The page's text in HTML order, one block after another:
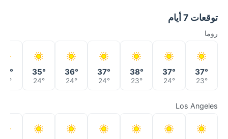
توقعات 7 أيام
روما
37°
23°
37°
24°
38°
23°
37°
24°
36°
24°
35°
24°
25°
Los Angeles